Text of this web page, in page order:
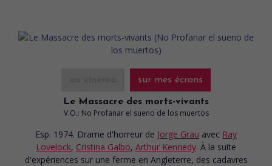
sur mes écrans
Le Massacre des morts-vivants
V.O.: No Profanar el sueno de los muertos
Esp. 1974. Drame d'horreur de Jorge Grau avec Ray
Lovelock, Cristina Galbo, Arthur Kennedy. À la suite
d'expériences sur une ferme en Angleterre, des cadavres